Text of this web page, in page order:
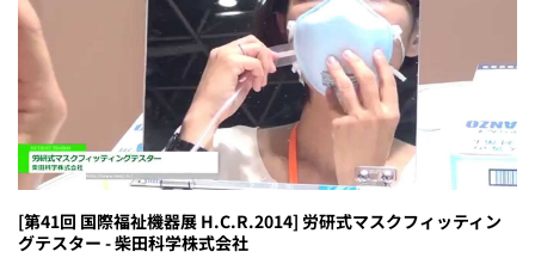
[第41回 国際福祉機器展 H.C.R.2014] 労研式マスクフィッティン
グテスター - 柴田科学株式会社